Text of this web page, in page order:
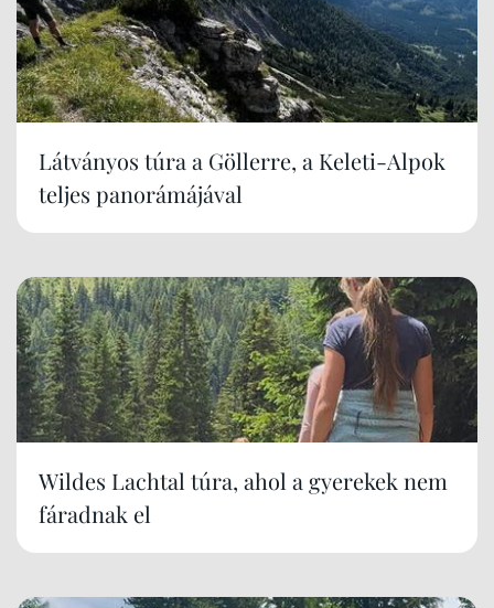
Látványos túra a Göllerre, a Keleti-Alpok
teljes panorámájával
Wildes Lachtal túra, ahol a gyerekek nem
fáradnak el